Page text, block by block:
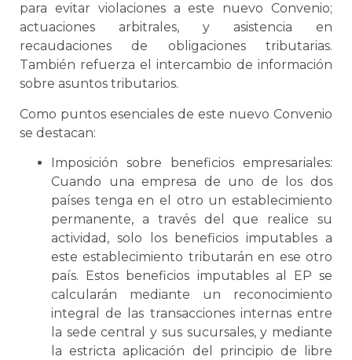
para evitar violaciones a este nuevo Convenio;
actuaciones arbitrales, y asistencia en
recaudaciones de obligaciones tributarias.
También refuerza el intercambio de información
sobre asuntos tributarios.
Como puntos esenciales de este nuevo Convenio
se destacan:
Imposición sobre beneficios empresariales:
Cuando una empresa de uno de los dos
países tenga en el otro un establecimiento
permanente, a través del que realice su
actividad, solo los beneficios imputables a
este establecimiento tributarán en ese otro
país. Estos beneficios imputables al EP se
calcularán mediante un reconocimiento
integral de las transacciones internas entre
la sede central y sus sucursales, y mediante
la estricta aplicación del principio de libre